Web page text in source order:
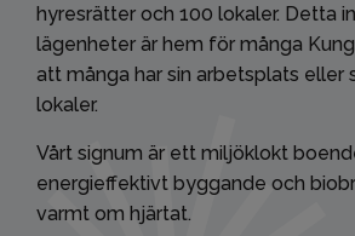
hyresrätter och 100 lokaler. Detta
lägenheter är hem för många
att många har sin arbetsplats eller
lokaler.
Vårt signum är ett miljöklokt
energieffektivt byggande och
varmt om hjärtat.